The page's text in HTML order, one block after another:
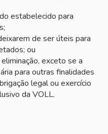
estabelecido para
de ser úteis para
ou
exceto se a
para outras finalidades
legal ou exercício
da VOLL.